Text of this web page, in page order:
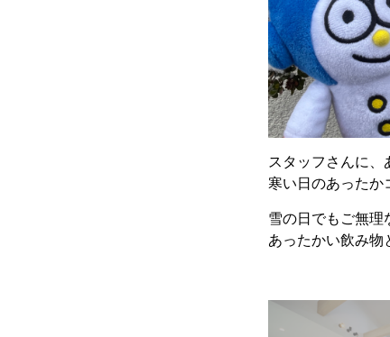
スタッフさんに、
寒い日のあったか
雪の日でもご無理
あったかい飲み物